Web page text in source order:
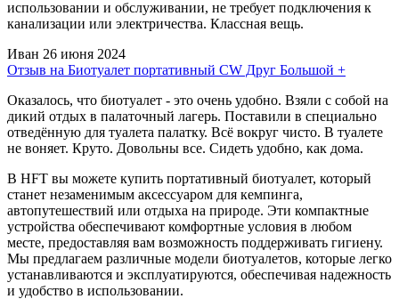
использовании и обслуживании, не требует подключения к
канализации или электричества. Классная вещь.
Иван 26 июня 2024
Отзыв на Биотуалет портативный CW Друг Большой +
Оказалось, что биотуалет - это очень удобно. Взяли с собой на
дикий отдых в палаточный лагерь. Поставили в специально
отведённую для туалета палатку. Всё вокруг чисто. В туалете
не воняет. Круто. Довольны все. Сидеть удобно, как дома.
В HFT вы можете купить портативный биотуалет, который
станет незаменимым аксессуаром для кемпинга,
автопутешествий или отдыха на природе. Эти компактные
устройства обеспечивают комфортные условия в любом
месте, предоставляя вам возможность поддерживать гигиену.
Мы предлагаем различные модели биотуалетов, которые легко
устанавливаются и эксплуатируются, обеспечивая надежность
и удобство в использовании.